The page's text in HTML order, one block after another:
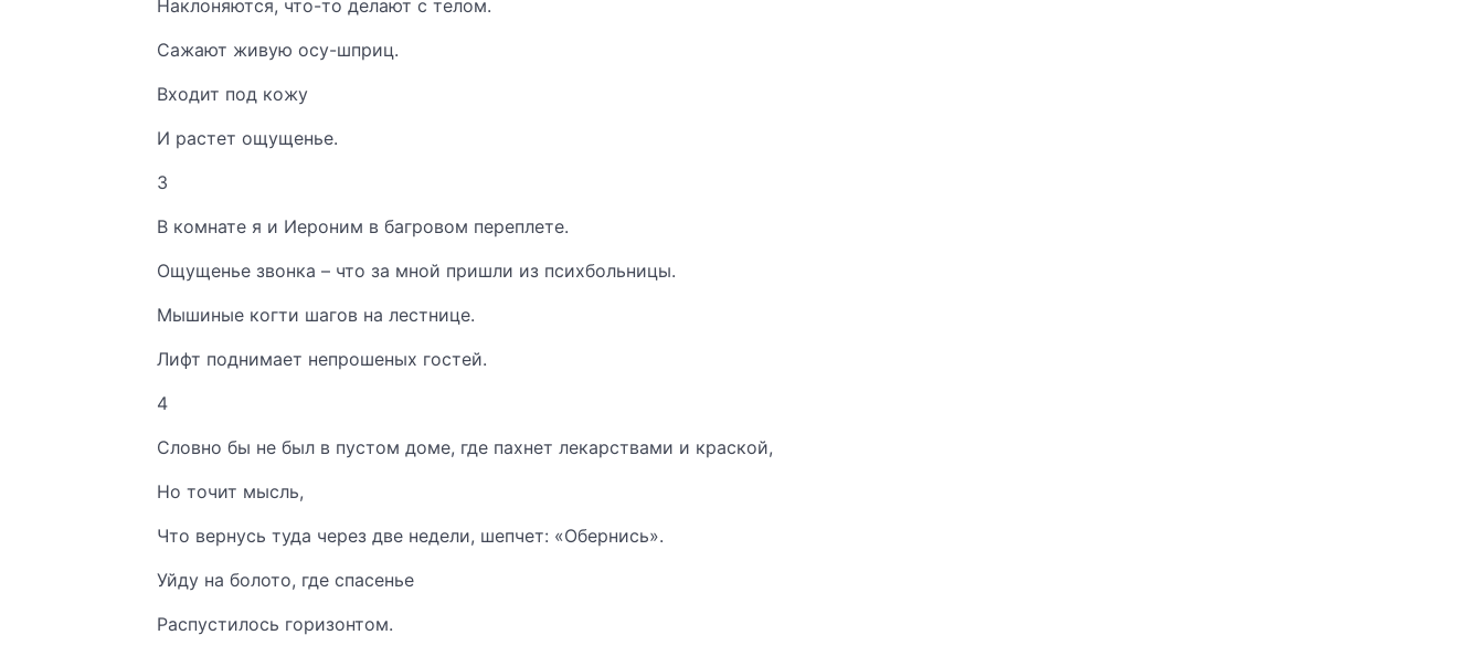
Наклоняются, что-то делают с телом.
Сажают живую осу-шприц.
Входит под кожу
И растет ощущенье.
3
В комнате я и Иероним в багровом переплете.
Ощущенье звонка – что за мной пришли из психбольницы.
Мышиные когти шагов на лестнице.
Лифт поднимает непрошеных гостей.
4
Словно бы не был в пустом доме, где пахнет лекарствами и краской,
Но точит мысль,
Что вернусь туда через две недели, шепчет: «Обернись».
Уйду на болото, где спасенье
Распустилось горизонтом.